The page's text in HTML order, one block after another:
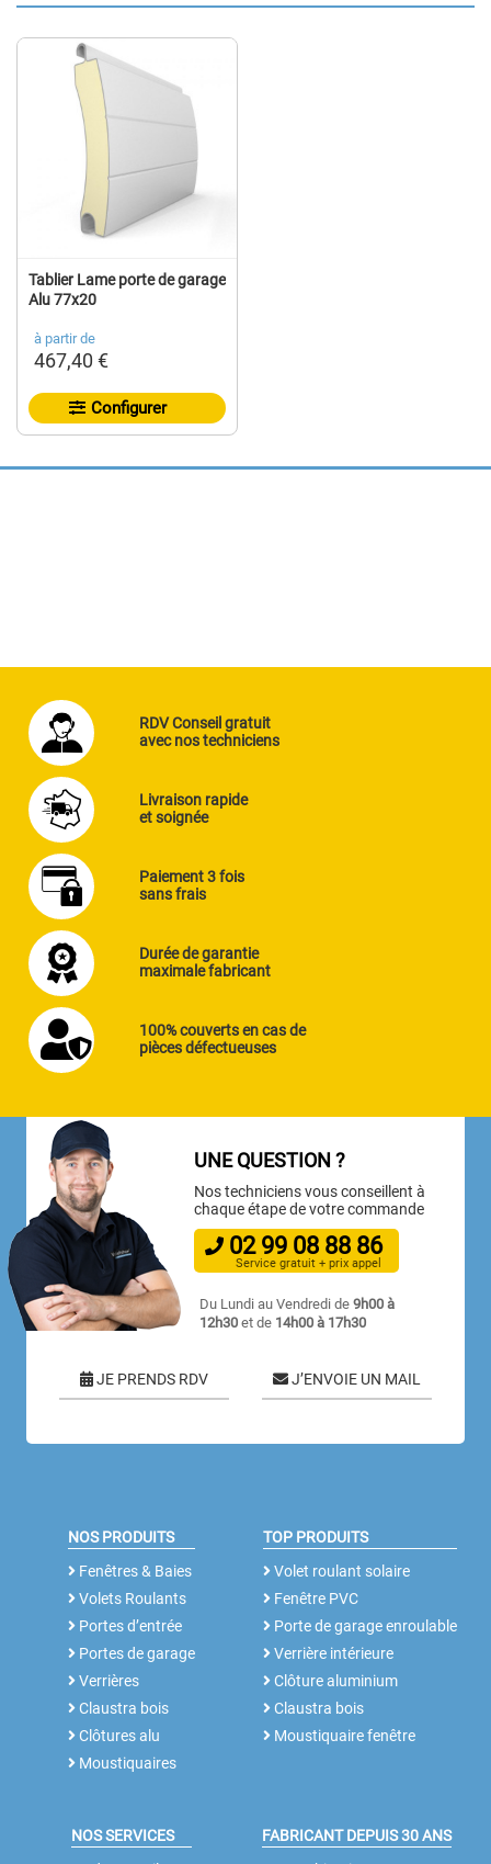
Tablier Lame porte de garage
Alu 77x20
à partir de
467,40 €
Configurer
RDV Conseil gratuit
avec nos techniciens
Livraison rapide
et soignée
Paiement 3 fois
sans frais
Durée de garantie
maximale fabricant
100% couverts en cas de
pièces défectueuses
UNE QUESTION ?
Nos techniciens vous conseillent à
chaque étape de votre commande
02 99 08 88 86
Service gratuit + prix appel
Du Lundi au Vendredi de9h00 à
12h30 et de 14h00 à 17h30
JE PRENDS RDV J’ENVOIE UN MAIL
NOS PRODUITS
Fenêtres & Baies
Volets Roulants
Portes d’entrée
Portes de garage
Verrières
Claustra bois
Clôtures alu
Moustiquaires
TOP PRODUITS
Volet roulant solaire
Fenêtre PVC
Porte de garage enroulable
Verrière intérieure
Clôture aluminium
Claustra bois
Moustiquaire fenêtre
NOS SERVICES
FABRICANT DEPUIS 30 ANS